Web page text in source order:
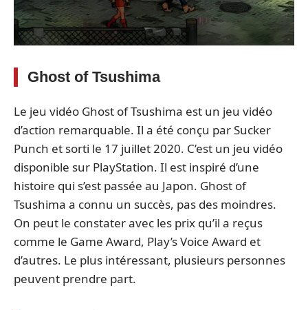
Ghost of Tsushima
Le jeu vidéo Ghost of Tsushima est un jeu vidéo
d’action remarquable. Il a été conçu par Sucker
Punch et sorti le 17 juillet 2020. C’est un jeu vidéo
disponible sur PlayStation. Il est inspiré d’une
histoire qui s’est passée au Japon. Ghost of
Tsushima a connu un succès, pas des moindres.
On peut le constater avec les prix qu’il a reçus
comme le Game Award, Play’s Voice Award et
d’autres. Le plus intéressant, plusieurs personnes
peuvent prendre part.